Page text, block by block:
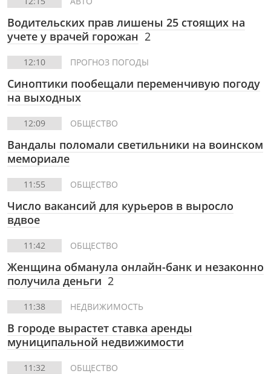
Водительских прав лишены 25 стоящих на
учете у врачей горожан 2
12:10 ПРОГНОЗ ПОГОДЫ
Синоптики пообещали переменчивую погоду
на выходных
12:09 ОБЩЕСТВО
Вандалы поломали светильники на воинском
мемориале
11:55 ОБЩЕСТВО
Число вакансий для курьеров в выросло
вдвое
11:42 ОБЩЕСТВО
Женщина обманула онлайн-банк и незаконно
получила деньги 2
11:38 НЕДВИЖИМОСТЬ
В городе вырастет ставка аренды
муниципальной недвижимости
11:32 ОБЩЕСТВО